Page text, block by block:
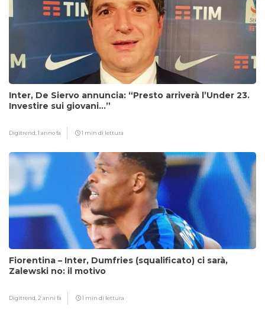
Inter, De Siervo annuncia: “Presto arriverà l’Under 23.
Investire sui giovani…”
Digitrend,1 anno fa 1 min di lettura
Fiorentina – Inter, Dumfries (squalificato) ci sarà,
Zalewski no: il motivo
Digitrend, 2 anni fa 1 min di lettura